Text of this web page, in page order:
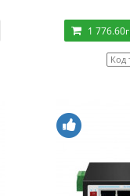
1
Код